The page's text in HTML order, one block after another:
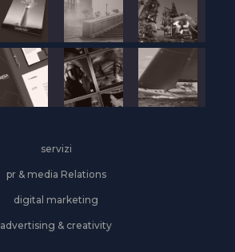
servizi
pr & media Relations
digital marketing
advertising & creativity